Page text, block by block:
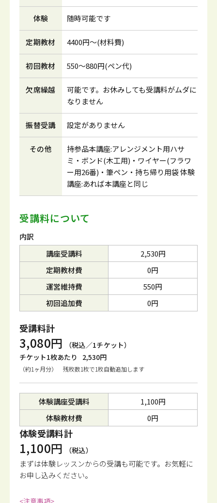
体験 随時可能です
定期教材 4400円～(材料費)
初回教材 550～880円(ペン代)
欠席繰越
可能です。お休みしても受講料がムダに
なりません
振替受講 設定がありません
その他
持参品本講座:アレンジメント用ハサ
ミ・ボンド(木工用)・ワイヤー(フラワ
ー用26番)・筆ペン・持ち帰り用袋 体験
講座:あれば本講座と同じ
受講料について
内訳
講座受講料
2,530円
定期教材費
0円
運営維持費
550円
初回追加費
0円
受講料計
3,080円
（税込／1チケット）
チケット1枚あたり
2,530円
（約1ヶ月分） 残枚数1枚で1枚自動追加します
体験講座受講料
1,100円
体験教材費
0円
体験受講料計
1,100円 （税込）
まずは体験レッスンからの受講も可能です。 お気軽に
お申し込みください。
<注意事項>